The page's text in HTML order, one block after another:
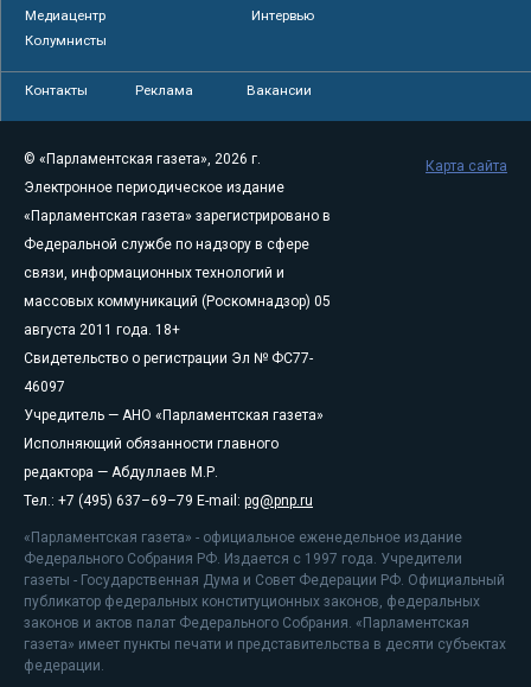
Медиацентр
Интервью
Колумнисты
Контакты Реклама Вакансии
© «Парламентская газета», 2026 г.
Электронное периодическое издание
«Парламентская газета» зарегистрировано в
Федеральной службе по надзору в сфере
связи, информационных технологий и
массовых коммуникаций (Роскомнадзор) 05
августа 2011 года. 18+
Свидетельство о регистрации Эл № ФС77-
46097
Учредитель — АНО «Парламентская газета»
Исполняющий обязанности главного
редактора — Абдуллаев М.Р.
Тел.: +7 (495) 637–69–79 E-mail: pg@pnp.ru
«Парламентская газета» - официальное еженедельное издание
Федерального Собрания РФ. Издается с 1997 года. Учредители
газеты - Государственная Дума и Совет Федерации РФ. Официальный
публикатор федеральных конституционных законов, федеральных
законов и актов палат Федерального Собрания. «Парламентская
газета» имеет пункты печати и представительства в десяти субъектах
федерации.
Карта сайта